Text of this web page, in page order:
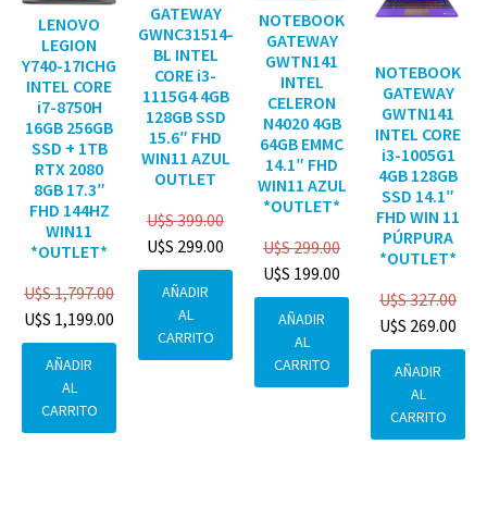
LENOVO
LEGION
Y740-17ICHG
INTEL CORE
i7-8750H
16GB 256GB
SSD + 1TB
RTX 2080
8GB 17.3″
FHD 144HZ
WIN11
*OUTLET*
U$S1,797.00
U$S 1,199.00
AÑADIR
AL
CARRITO
GATEWAY
GWNC31514-
BL INTEL
CORE i3-
1115G4 4GB
128GB SSD
15.6″ FHD
WIN11 AZUL
OUTLET
U$S399.00
U$S 299.00
AÑADIR
AL
CARRITO
NOTEBOOK
GATEWAY
GWTN141
INTEL
CELERON
N4020 4GB
64GB EMMC
14.1″ FHD
WIN11 AZUL
*OUTLET*
U$S299.00
U$S 199.00
AÑADIR
AL
CARRITO
NOTEBOOK
GATEWAY
GWTN141
INTEL CORE
i3-1005G1
4GB 128GB
SSD 14.1″
FHD WIN 11
PÚRPURA
*OUTLET*
U$S327.00
U$S 269.00
AÑADIR
AL
CARRITO